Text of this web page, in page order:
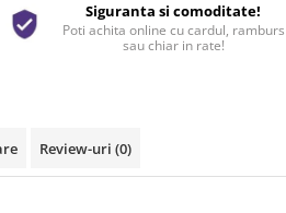
Siguranta si comoditate!
Poti achita online cu cardul, ramburs
sau chiar in rate!
Review-uri (0)